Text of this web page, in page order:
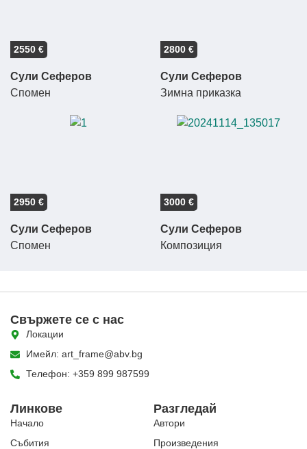
2550 €
Сули Сеферов
Спомен
2800 €
Сули Сеферов
Зимна приказка
2950 €
Сули Сеферов
Спомен
3000 €
Сули Сеферов
Композиция
Разгледай
Автори
Произведения
Линкове
Начало
Събития
Свържете се с нас
Локации
Имейл: art_frame@abv.bg
Телефон: +359 899 987599